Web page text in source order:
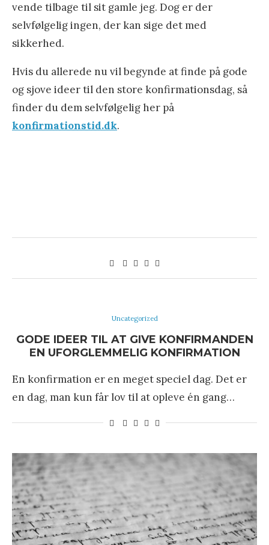
vende tilbage til sit gamle jeg. Dog er der
selvfølgelig ingen, der kan sige det med
sikkerhed.
Hvis du allerede nu vil begynde at finde på gode
og sjove ideer til den store konfirmationsdag, så
finder du dem selvfølgelig her på
konfirmationstid.dk.
Uncategorized
GODE IDEER TIL AT GIVE KONFIRMANDEN
EN UFORGLEMMELIG KONFIRMATION
En konfirmation er en meget speciel dag. Det er
en dag, man kun får lov til at opleve én gang…